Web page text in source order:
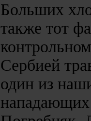
Больших
также тот
Сербией
один из